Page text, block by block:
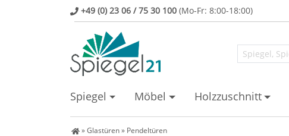
+49 (0) 23 06 / 75 30 100 (Mo-Fr: 8:00-18:00)
Spiegel Möbel Holzzuschnitt
Spiegel Shop
»Glastüren» Pendeltüren